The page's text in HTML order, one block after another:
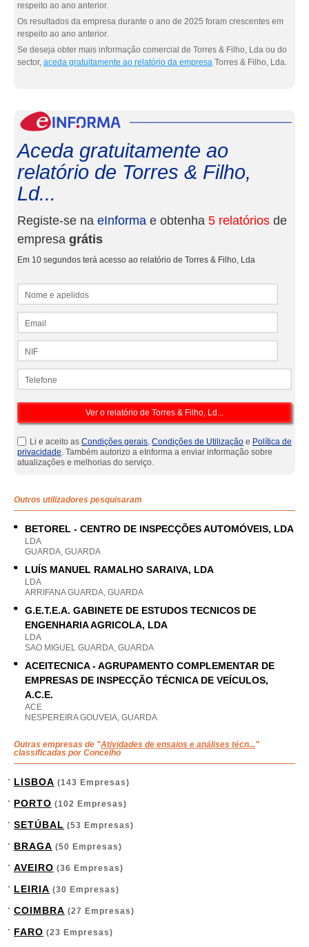
respeito ao ano anterior.
Os resultados da empresa durante o ano de 2025 foram crescentes em
respeito ao ano anterior.
Se deseja obter mais informação comercial de Torres & Filho, Lda ou do
sector, aceda gratuitamente ao relatório da empresa Torres & Filho, Lda.
Aceda gratuitamente ao
relatório de Torres & Filho,
Ld...
Registe-se na eInforma e obtenha 5 relatórios de
empresa grátis
Em 10 segundos terá acesso ao relatório de Torres & Filho, Lda
Li e aceito as Condições gerais, Condições de Utilização e Política de
privacidade. Também autorizo a eInforma a enviar informação sobre
atualizações e melhorias do serviço.
Outros utilizadores pesquisaram
BETOREL - CENTRO DE INSPECÇÕES AUTOMÓVEIS, LDA
LDA
GUARDA, GUARDA
LUÍS MANUEL RAMALHO SARAIVA, LDA
LDA
ARRIFANA GUARDA, GUARDA
G.E.T.E.A. GABINETE DE ESTUDOS TECNICOS DE
ENGENHARIA AGRICOLA, LDA
LDA
SAO MIGUEL GUARDA, GUARDA
ACEITECNICA - AGRUPAMENTO COMPLEMENTAR DE
EMPRESAS DE INSPECÇÃO TÉCNICA DE VEÍCULOS,
A.C.E.
ACE
NESPEREIRA GOUVEIA, GUARDA
Outras empresas de "Atividades de ensaios e análises técn..."
classificadas por Concelho
LISBOA (143 Empresas)
PORTO (102 Empresas)
SETÚBAL (53 Empresas)
BRAGA (50 Empresas)
AVEIRO (36 Empresas)
LEIRIA (30 Empresas)
COIMBRA (27 Empresas)
FARO (23 Empresas)